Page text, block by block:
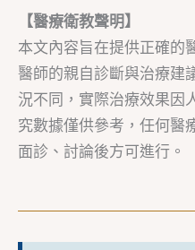
【醫療衛教聲明】
本文內容旨在提供正確的
醫師的親自診斷與治療建
況不同，實際治療效果因
究數據僅供參考，任何醫
面診、討論後方可進行。